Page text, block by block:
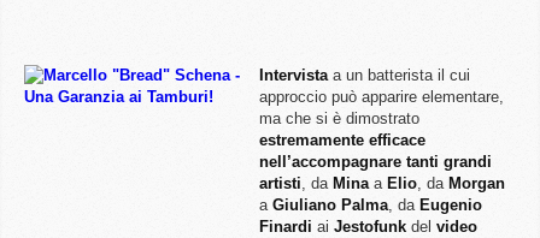
Intervistaa un batterista il cui
approccio può apparire elementare,
ma che si è dimostrato
estremamente efficace
nell’accompagnare tanti grandi
artisti, da Minaa Elio, da Morgan
a Giuliano Palma, da Eugenio
Finardi ai Jestofunk del video